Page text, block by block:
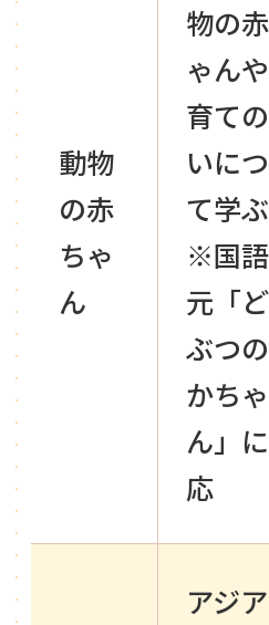
動物
の赤
ちゃ
ん
物の
ゃん
育て
いに
て学ぶ
※国
元「
ぶつ
かちゃ
ん」
応
アジ